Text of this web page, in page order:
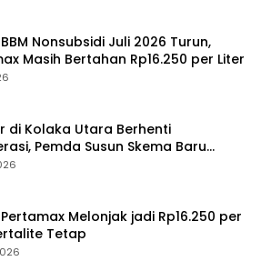
Nonsubsidi Juli 2026 Turun,
Masih Bertahan Rp16.250 per Liter
di Kolaka Utara Berhenti
Pemda Susun Skema Baru
Perdagangan
Melonjak jadi Rp16.250 per
Tetap